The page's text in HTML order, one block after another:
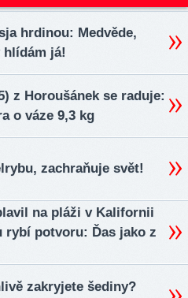
hrdinou: Medvěde,
já!
z Horoušánek se raduje:
o váze 9,3 kg
zachraňuje svět!
na pláži v Kalifornii
rybí potvoru: Ďas jako z
zakryjete šediny?